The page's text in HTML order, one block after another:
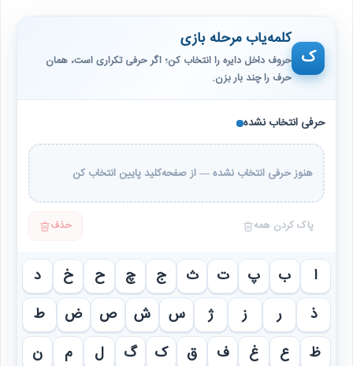
ک
کلمه‌یاب مرحله بازی
حروف داخل دایره را انتخاب کن؛ اگر حرفی تکراری است، همان
حرف را چند بار بزن.
حرفی انتخاب نشده
هنوز حرفی انتخاب نشده — از صفحه‌کلید پایین انتخاب کن
پاک کردن همه حذف
ا ب پ ت ث ج چ ح خ
د
ذ
ر ز ژ س ش ص ض
ط
ظ
ع غ ف ق ک گ ل م
ن